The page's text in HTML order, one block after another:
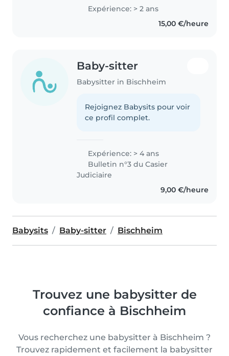
Expérience: > 2 ans
15,00 €/heure
Baby-sitter
Babysitter in Bischheim
Rejoignez Babysits pour voir
ce profil complet.
Expérience: > 4 ans
Bulletin n°3 du Casier
Judiciaire
9,00 €/heure
Babysits Baby-sitter Bischheim
Trouvez une babysitter de
confiance à Bischheim
Vous recherchez une babysitter à Bischheim ?
Trouvez rapidement et facilement la babysitter